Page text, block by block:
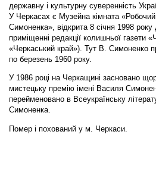
державну і культурну суверенність
У Черкасах є Музейна кімната
Симоненка», відкрита 8 січня 1998
приміщенні редакції колишньої газети
«Черкаський край»). Тут В. Симоненко
по березень 1960 року.
У 1986 році на Черкащині засновано
мистецьку премію імені Василя
перейменовано в Всеукраїнську
Симоненка.
Помер і похований у м. Черкаси.